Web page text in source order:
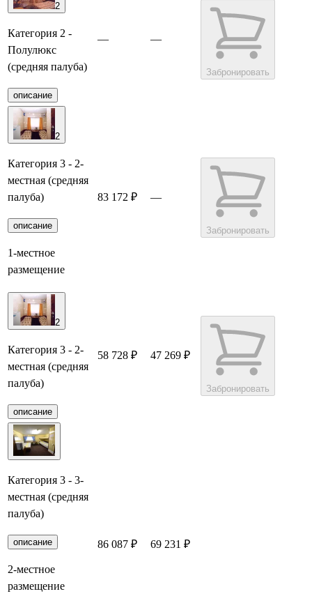
2
Категория 2 -
Полулюкс
(средняя палуба)
описание
— —
Забронировать
2
Категория 3 - 2-
местная (средняя
палуба)
описание
1-местное
размещение
83 172 ₽ —
Забронировать
2
Категория 3 - 2-
местная (средняя
палуба)
описание
58 728 ₽ 47 269 ₽
Забронировать
Категория 3 - 3-
местная (средняя
палуба)
описание
2-местное
размещение
86 087 ₽ 69 231 ₽